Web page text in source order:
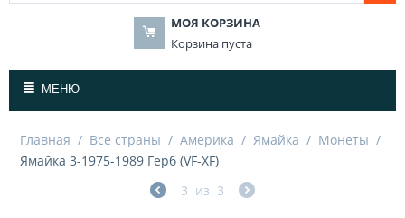
МОЯ КОРЗИНА
Корзина пуста
МЕНЮ
Главная / Все страны / Америка / Ямайка / Монеты /
Ямайка 3-1975-1989 Герб (VF-XF)
3 из 3